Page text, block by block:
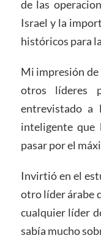
de las
Israel y la
históricos para
Mi impresión de
otros líderes
entrevistado a
inteligente que
pasar por el
Invirtió en el
otro líder árabe
cualquier líder
sabía mucho